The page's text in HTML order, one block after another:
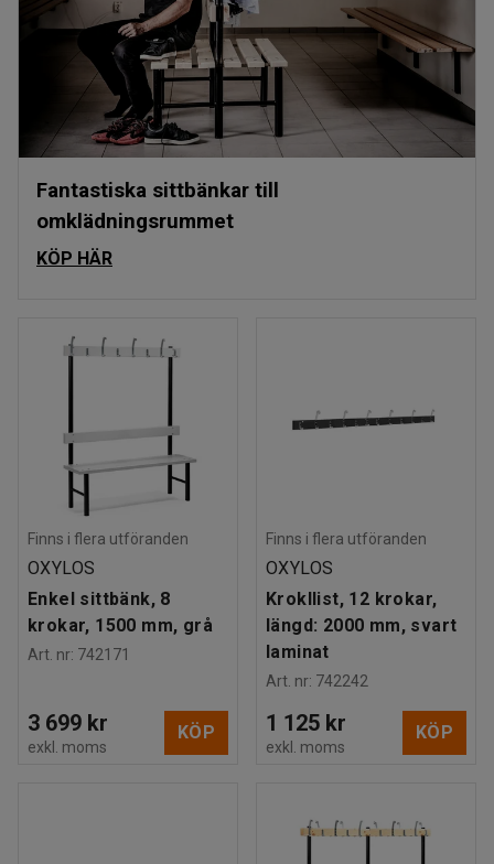
Fantastiska sittbänkar till
omklädningsrummet
KÖP HÄR
Finns i flera utföranden
OXYLOS
Enkel sittbänk, 8
krokar, 1500 mm, grå
Art. nr: 742171
3 699 kr
exkl. moms
KÖP
Finns i flera utföranden
OXYLOS
Krokllist, 12 krokar,
längd: 2000 mm, svart
laminat
Art. nr: 742242
1 125 kr
exkl. moms
KÖP